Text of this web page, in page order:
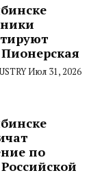
Июл 31, 2026
по